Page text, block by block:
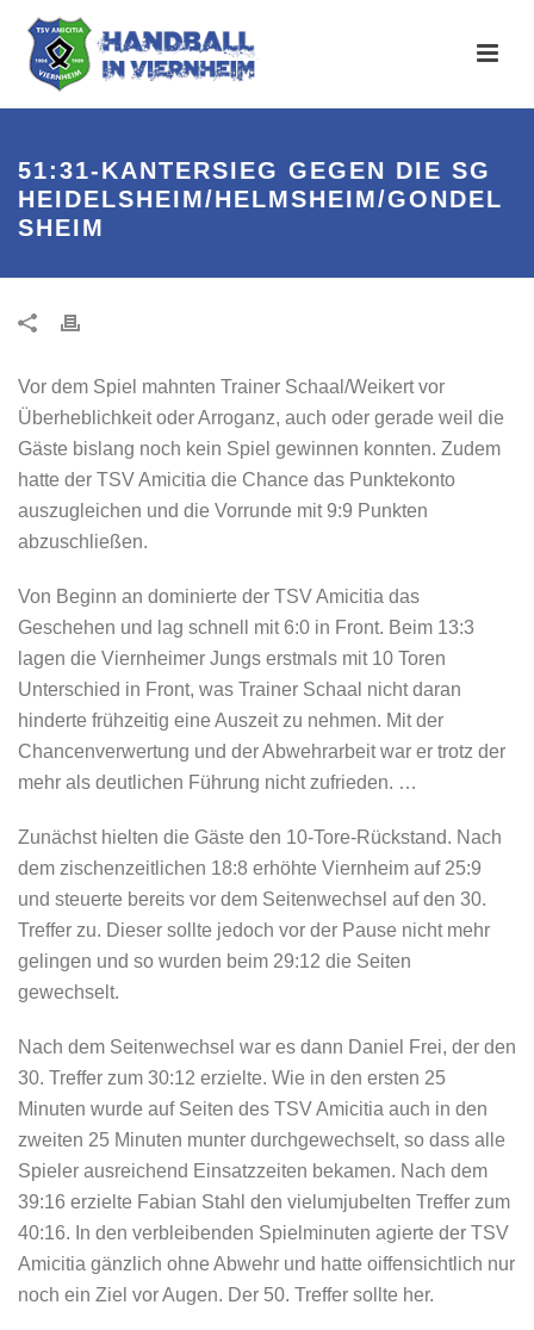
51:31-KANTERSIEG GEGEN DIE SG
HEIDELSHEIM/HELMSHEIM/GONDEL
SHEIM
Vor dem Spiel mahnten Trainer Schaal/Weikert vor
Überheblichkeit oder Arroganz, auch oder gerade weil die
Gäste bislang noch kein Spiel gewinnen konnten. Zudem
hatte der TSV Amicitia die Chance das Punktekonto
auszugleichen und die Vorrunde mit 9:9 Punkten
abzuschließen.
Von Beginn an dominierte der TSV Amicitia das
Geschehen und lag schnell mit 6:0 in Front. Beim 13:3
lagen die Viernheimer Jungs erstmals mit 10 Toren
Unterschied in Front, was Trainer Schaal nicht daran
hinderte frühzeitig eine Auszeit zu nehmen. Mit der
Chancenverwertung und der Abwehrarbeit war er trotz der
mehr als deutlichen Führung nicht zufrieden. …
Zunächst hielten die Gäste den 10-Tore-Rückstand. Nach
dem zischenzeitlichen 18:8 erhöhte Viernheim auf 25:9
und steuerte bereits vor dem Seitenwechsel auf den 30.
Treffer zu. Dieser sollte jedoch vor der Pause nicht mehr
gelingen und so wurden beim 29:12 die Seiten
gewechselt.
Nach dem Seitenwechsel war es dann Daniel Frei, der den
30. Treffer zum 30:12 erzielte. Wie in den ersten 25
Minuten wurde auf Seiten des TSV Amicitia auch in den
zweiten 25 Minuten munter durchgewechselt, so dass alle
Spieler ausreichend Einsatzzeiten bekamen. Nach dem
39:16 erzielte Fabian Stahl den vielumjubelten Treffer zum
40:16. In den verbleibenden Spielminuten agierte der TSV
Amicitia gänzlich ohne Abwehr und hatte oiffensichtlich nur
noch ein Ziel vor Augen. Der 50. Treffer sollte her.